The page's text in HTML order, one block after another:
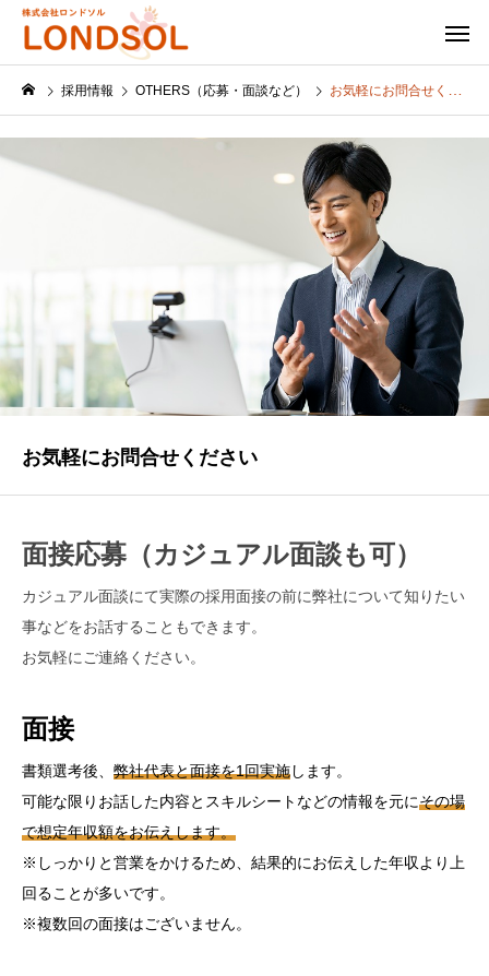
採用情報 OTHERS（応募・面談など） お気軽にお問合せください
お気軽にお問合せください
面接応募（カジュアル面談も可）
カジュアル面談にて実際の採用面接の前に弊社について知りたい
事などをお話することもできます。
お気軽にご連絡ください。
面接
書類選考後、 弊社代表と面接を1回実施します。
可能な限りお話した内容とスキルシートなどの情報を元にその場
で想定年収額をお伝えします。
※しっかりと営業をかけるため、結果的にお伝えした年収より上
回ることが多いです。
※複数回の面接はございません。